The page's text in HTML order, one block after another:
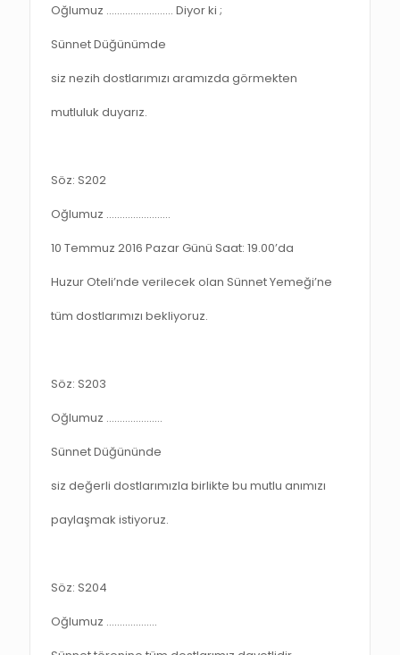
Oğlumuz ……………………. Diyor ki ;
Sünnet Düğünümde
siz nezih dostlarımızı aramızda görmekten
mutluluk duyarız.
Söz: S202
Oğlumuz ……………………
10 Temmuz 2016 Pazar Günü Saat: 19.00’da
Huzur Oteli’nde verilecek olan Sünnet Yemeği’ne
tüm dostlarımızı bekliyoruz.
Söz: S203
Oğlumuz …………………
Sünnet Düğününde
siz değerli dostlarımızla birlikte bu mutlu anımızı
paylaşmak istiyoruz.
Söz: S204
Oğlumuz ……………….